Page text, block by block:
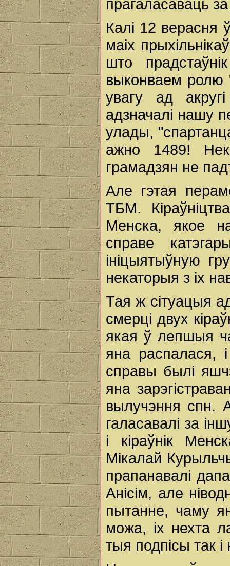
прагаласаваць
Калі 12 верасня
маіх
што
выконваем ролю
увагу ад
адзначалі нашу
улады,
ажно 1489!
грамадзян не
Але гэтая
ТБМ.
Менска, якое
справе
ініцыятыўную
некаторыя з іх
Тая ж сітуацыя
смерці двух
якая ў лепшыя
яна распалася,
справы былі
яна
вылучэння спн.
галасавалі за
і кіраўнік
Мікалай
прапанавалі
Анісім, але
пытанне, чаму
можа, іх нехта
тыя подпісы так і